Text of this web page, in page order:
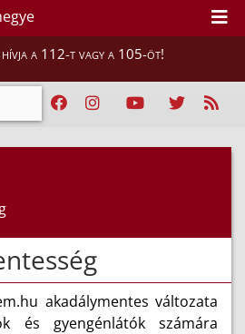
hívja a 112-t vagy a 105-öt!
akadálymentes változata
és gyengénlátók számára